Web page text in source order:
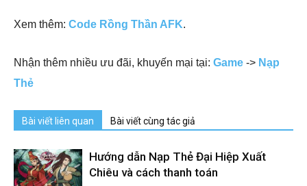
Xem thêm: Code Rồng Thần AFK.
Nhận thêm nhiều ưu đãi, khuyến mại tại: Game -> Nạp
Thẻ
Bài viết liên quan Bài viết cùng tác giả
Hướng dẫn Nạp Thẻ Đại Hiệp Xuất
Chiêu và cách thanh toán